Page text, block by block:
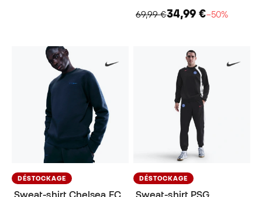
69,99 €34,99 €−50%
DÉSTOCKAGE
Sweat-shirt Chelsea FC
DÉSTOCKAGE
Sweat-shirt PSG